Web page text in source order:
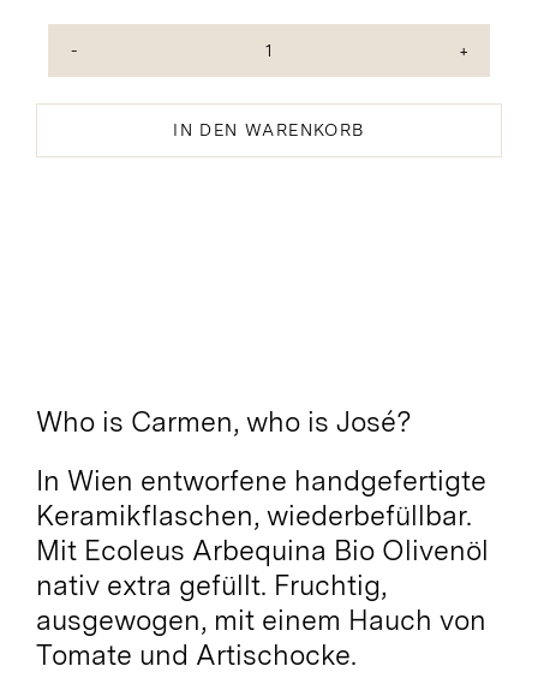
Weihnachten
Carmen
&
IN DEN WARENKORB
Who is Carmen, who is José?
In Wien entworfene handgefertigte
Keramikflaschen, wiederbefüllbar.
Mit Ecoleus Arbequina Bio Olivenöl
nativ extra gefüllt. Fruchtig,
ausgewogen, mit einem Hauch von
Tomate und Artischocke.